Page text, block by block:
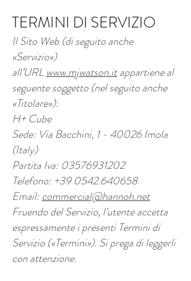
TERMINI DI SERVIZIO
Il Sito Web (di seguito anche
«Servizio»)
all’URL www.mjwatson.itappartiene al
seguente soggetto (nel seguito anche
«Titolare»):
H+ Cube
Sede: Via Bacchini, 1 - 40026 Imola
(Italy)
Partita Iva: 03576931202
Telefono: +39 0542.640658
Email:commercial@hannoh.net
Fruendo del Servizio, l’utente accetta
espressamente i presenti Termini di
Servizio («Termini»). Si prega di leggerli
con attenzione.